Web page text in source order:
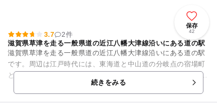
保存
42
3.7
2件
滋賀県草津を走る一般県道の近江八幡大津線沿いにある道の駅
滋賀県草津を走る一般県道の近江八幡大津線沿いにある道の駅
です。周辺は江戸時代には、東海道と中山道の分岐点の宿場町
として栄えました。 敷地内のふれあい広場には展望台「蓮観の
続きをみる